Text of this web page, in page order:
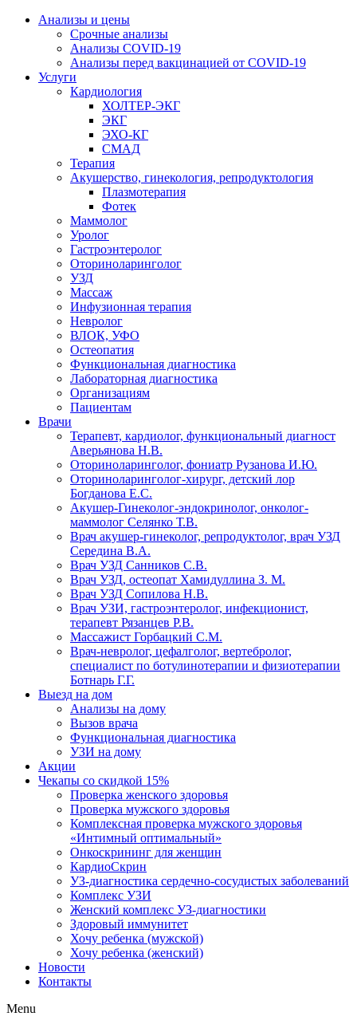
Анализы и цены
Срочные анализы
Анализы COVID-19
Анализы перед вакцинацией от COVID-19
Услуги
Кардиология
ХОЛТЕР-ЭКГ
ЭКГ
ЭХО-КГ
СМАД
Терапия
Акушерство, гинекология, репродуктология
Плазмотерапия
Фотек
Маммолог
Уролог
Гастроэнтеролог
Оториноларинголог
УЗД
Массаж
Инфузионная терапия
Невролог
ВЛОК, УФО
Остеопатия
Функциональная диагностика
Лабораторная диагностика
Организациям
Пациентам
Врачи
Терапевт, кардиолог, функциональный диагност
Аверьянова Н.В.
Оториноларинголог, фониатр Рузанова И.Ю.
Оториноларинголог-хирург, детский лор
Богданова Е.С.
Акушер-Гинеколог-эндокринолог, онколог-
маммолог Селянко Т.В.
Врач акушер-гинеколог, репродуктолог, врач УЗД
Середина В.А.
Врач УЗД Санников С.В.
Врач УЗД, остеопат Хамидуллина З. М.
Врач УЗД Сопилова Н.В.
Врач УЗИ, гастроэнтеролог, инфекционист,
терапевт Рязанцев Р.В.
Массажист Горбацкий С.М.
Врач-невролог, цефалголог, вертебролог,
специалист по ботулинотерапии и физиотерапии
Ботнарь Г.Г.
Выезд на дом
Анализы на дому
Вызов врача
Функциональная диагностика
УЗИ на дому
Акции
Чекапы со скидкой 15%
Проверка женского здоровья
Проверка мужского здоровья
Комплексная проверка мужского здоровья
«Интимный оптимальный»
Онкоcкрининг для женщин
КардиоСкрин
УЗ-диагностика сердечно-сосудистых заболеваний
Комплекс УЗИ
Женский комплекс УЗ-диагностики
Здоровый иммунитет
Хочу ребенка (мужской)
Хочу ребенка (женский)
Новости
Контакты
Menu